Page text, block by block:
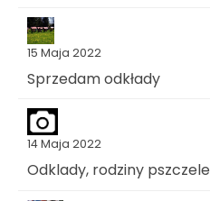
15 Maja 2022
Sprzedam odkłady
14 Maja 2022
Odklady, rodziny pszczele